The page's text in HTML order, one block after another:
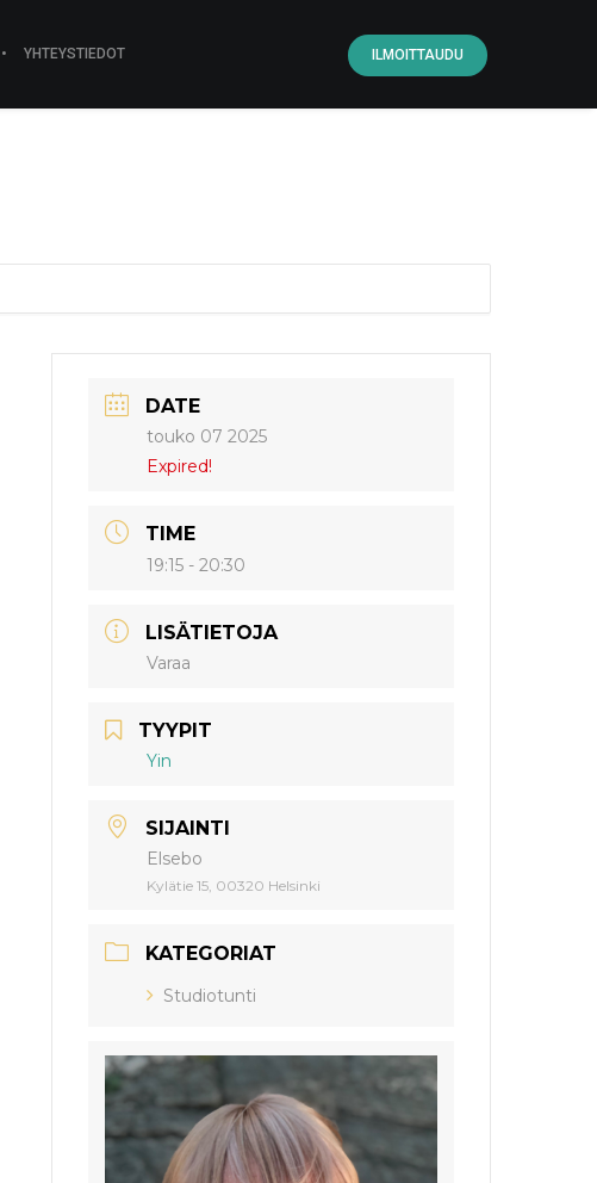
YHTEYSTIEDOT ILMOITTAUDU
DATE
touko 07 2025
Expired!
TIME
19:15 - 20:30
LISÄTIETOJA
Varaa
TYYPIT
Yin
SIJAINTI
Elsebo
Kylätie 15, 00320 Helsinki
KATEGORIAT
Studiotunti